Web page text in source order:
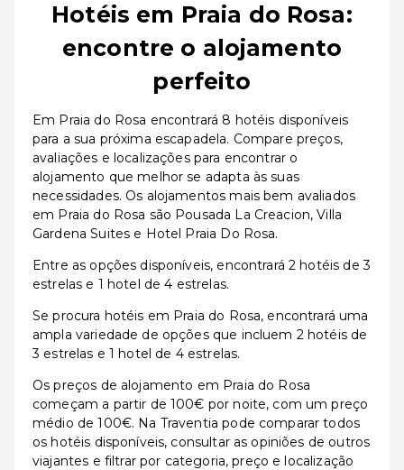
Hotéis em Praia do Rosa:
encontre o alojamento
perfeito
Em Praia do Rosa encontrará 8 hotéis disponíveis
para a sua próxima escapadela. Compare preços,
avaliações e localizações para encontrar o
alojamento que melhor se adapta às suas
necessidades. Os alojamentos mais bem avaliados
em Praia do Rosa são Pousada La Creacion, Villa
Gardena Suites e Hotel Praia Do Rosa.
Entre as opções disponíveis, encontrará 2 hotéis de 3
estrelas e 1 hotel de 4 estrelas.
Se procura hotéis em Praia do Rosa, encontrará uma
ampla variedade de opções que incluem 2 hotéis de
3 estrelas e 1 hotel de 4 estrelas.
Os preços de alojamento em Praia do Rosa
começam a partir de 100€ por noite, com um preço
médio de 100€. Na Traventia pode comparar todos
os hotéis disponíveis, consultar as opiniões de outros
viajantes e filtrar por categoria, preço e localização